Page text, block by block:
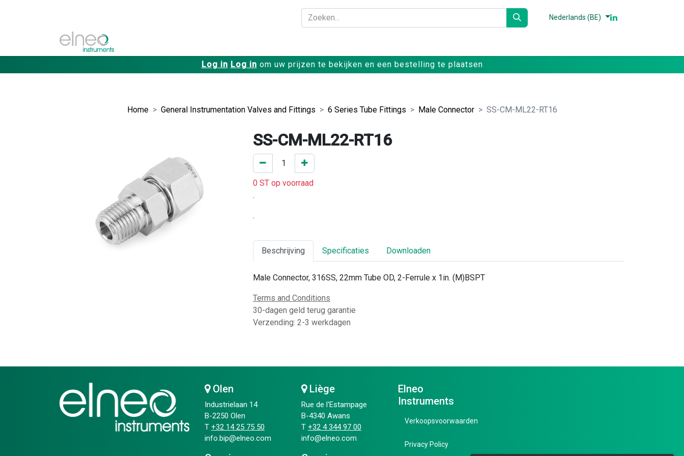
Nederlands (BE)
Log in Log in om uw prijzen te bekijken en een bestelling te plaatsen
Home General Instrumentation Valves and Fittings 6 Series Tube Fittings Male Connector SS-CM-ML22-RT16
SS-CM-ML22-RT16
0 ST op voorraad
.
.
Beschrijving Specificaties Downloaden
Male Connector, 316SS, 22mm Tube OD, 2-Ferrule x 1in. (M)BSPT
Terms and Conditions
30-dagen geld terug garantie
Verzending: 2-3 werkdagen
Olen
Industrielaan 14
B-2250 Olen
T +32 14 25 75 50​
info.bip@elneo.com
Liège
Rue de l'Estampage
B-4340 Awans
T +32 4 344 97 00​
info@elneo.com
Elneo
Instruments
Verkoopsvoorwaarden
Privacy Policy